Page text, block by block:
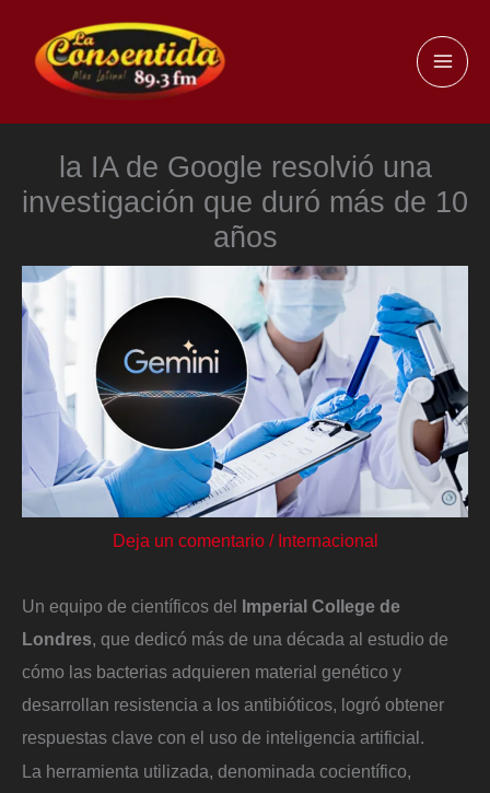
contenido
la IA de Google resolvió una
investigación que duró más de 10
años
Deja un comentario / Internacional
Un equipo de científicos del Imperial College de
Londres, que dedicó más de una década al estudio de
cómo las bacterias adquieren material genético y
desarrollan resistencia a los antibióticos, logró obtener
respuestas clave con el uso de inteligencia artificial.
La herramienta utilizada, denominada cocientífico,